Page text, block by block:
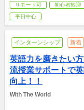
リモート可 初心者歓迎
平日中心
インターンシップ 新着
英語力を磨きたい
流授業サポートで
向上！！
With The World